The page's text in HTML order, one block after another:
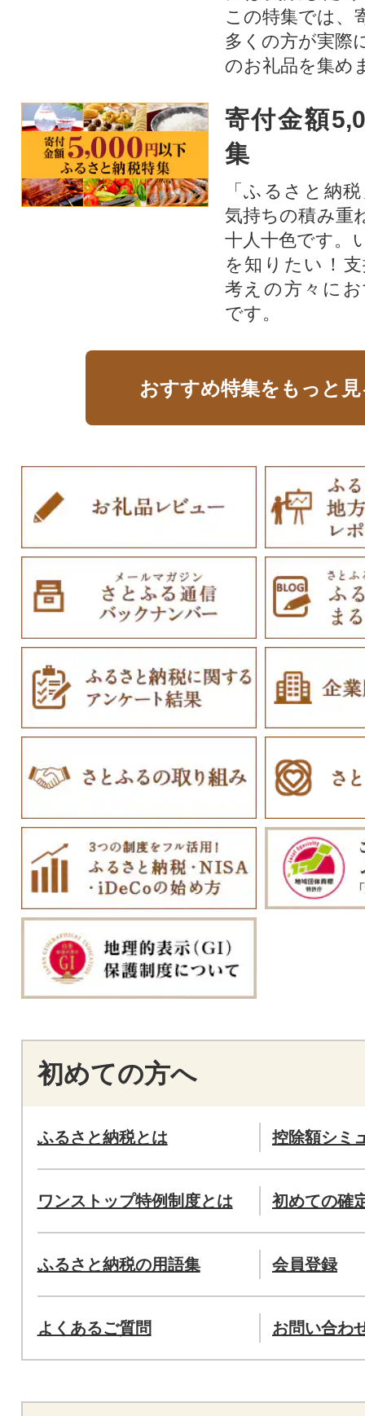
この特集では、
多くの方が実際
のお礼品を集め
寄付金額
集
「ふるさと納
気持ちの積み重
十人十色です。
を知りたい！
考えの方々に
です。
おすすめ特集をもっと
初めての方へ
ふるさと納税とは 控除額シミ
ワンストップ特例制度とは 初めての確
ふるさと納税の用語集 会員登録
よくあるご質問 お問い合わ